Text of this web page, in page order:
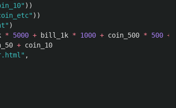
" ))
" ))
" )
* 5000 + bill_1k * 1000 + coin_500 * 500 +
+ coin_10
" ,